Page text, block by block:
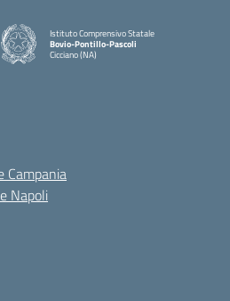
Istituto Comprensivo Statale
Bovio-Pontillo-Pascoli
Cicciano (NA)
Campania
Napoli